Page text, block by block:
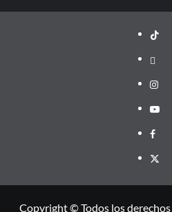
TikTok
X
Copyright © Todos los